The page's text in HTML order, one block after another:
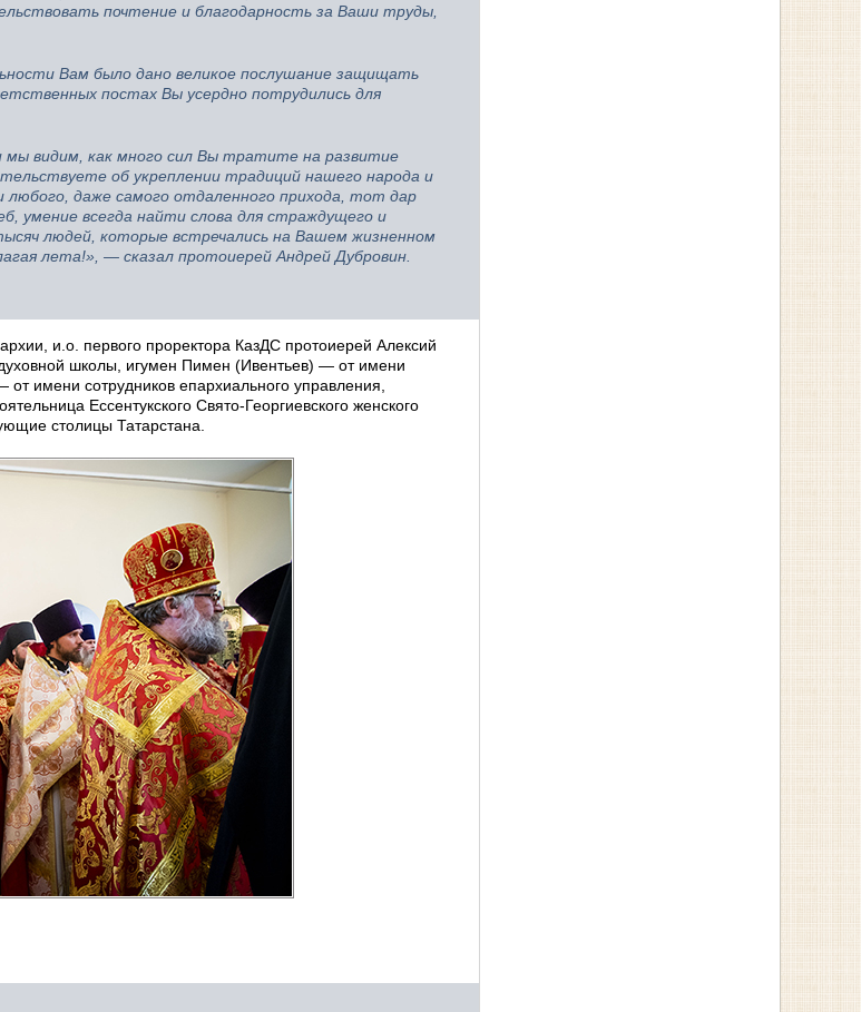
почтение и благодарность за Ваши труды,
Вам было дано великое послушание защищать
постах Вы усердно потрудились для
мы видим, как много сил Вы тратите на развитие
об укреплении традиций нашего народа и
любого, даже самого отдаленного прихода, тот дар
умение всегда найти слова для страждущего и
людей, которые встречались на Вашем жизненном
лета!», — сказал протоиерей Андрей Дубровин.
и.о. первого проректора КазДС протоиерей Алексий
школы, игумен Пимен (Ивентьев) — от имени
имени сотрудников епархиального управления,
Ессентукского Свято-Георгиевского женского
столицы Татарстана.